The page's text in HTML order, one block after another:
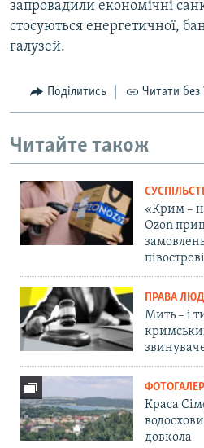
запровадили економічні
стосуються енергетичної,
галузей.
Поділитись Читати без
Читайте також
«Крим –
Ozon
півострові
ПРАВА
Мить – і
Краса
довкола